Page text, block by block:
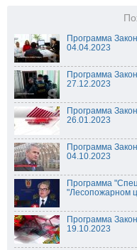
Программа
04.04.2023
Программа
27.12.2023
Программа
26.01.2023
Программа
04.10.2023
Программа
"Лесопожарном
Программа
19.10.2023